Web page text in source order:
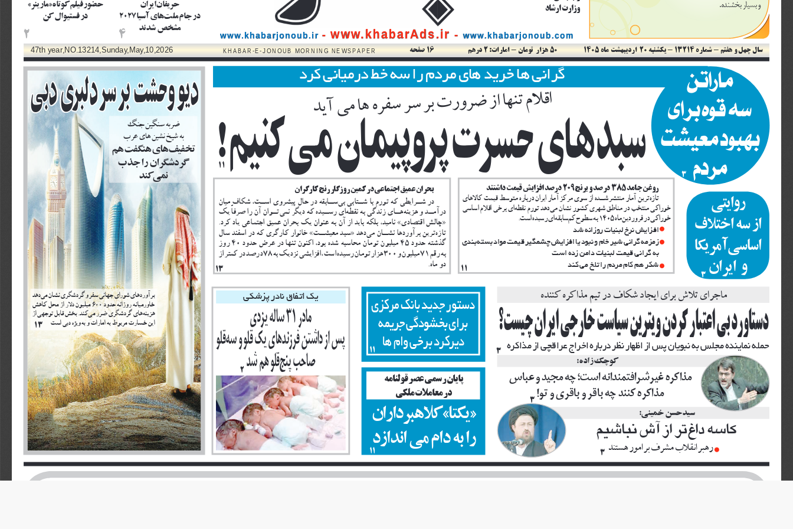
www.khabarjonoub.ir - www.khabarAds.ir
  -
www.khabarjonoub.com
ارشادوزارت
كرددرميانىخطسهرامردمهاىخريدهاگرانى
«مارينر» كوتاهفيلمحضور
كنفستيوال در
ايرانحريفان
2027 آسياهاىملتجام در
شدندمشخص
24
1405 ماه ارديبهشت
  20
يكشنبه - 13214 شماره - هفتم وچهلسال صفحه 16
KHABAR-E-JONOUB MORNING NEWSPAPER
47th y ear,NO.13214,Sunday,May,10,2026 رهمد 2 :امارات - تومان هزار 50
.بخشنده بسيارو
آيد مىهاسفرهسربرضرورتازتنهااقلام
د﹩︋د︣︊﹛ی ️︪︝ود﹢﹬
جنگسنگينضربه
عربهاىنشينشيخبه
همهنگفتهاىتخفيف
جذبراگردشگران
كندنمى
ماراتن
برایقوهسه
معیشتبهبود
مردم
! ﹜﹫﹠‾ ﹩﹞ن︀﹝﹫︎و︣︎ ت︧︣︝ ی︀﹨︡︊︨
داشتندقيمتافزايشدرصد 209 برنج ودرصد 385 جامدروغن
كالاهاى قيمتمتوسطدربارهايران آمارمركزسوى از منتشرشــدهآمار ترينتازه
اساسىاقلام برخىاىنقطهتورمدهدمىنشانكشورشهرىمناطقدر منتخبخوراكى
.استرسيدهاىسابقهكمسطوحبه 1405 ماهفرورديندرخوراكى
شد روزانه لبنياتنرخ
افزايش
بندى بسته مواد قيمت چشمگير افزايشيا نبودو خام شير گرانىزمزمه
استزده دامنلبنيات قيمت گرانىبه
كند
مىتلخرامردمكامهم شكر
كارگرانرنجروزگاركمين دراجتماعىعميقبحران
ميان شكاف اســت، پيشروى حال در ســابقهبىشــتابى با تورم كه شــرايطى در
يكصرفارا آن تــواننمى ديگر كهرســيدهاىنقطهبهزندگى هــاىهزينهودرآمــد
.كرد ياد اجتماعى عميق بحران يك عنوان به آن از بايد بلكه ناميد، «اقتصادى چالش»
سال اسفند در كه كارگرى خانوار «معيشــتسبد» دهدمى نشــان برآوردها ترينتازه
روز 40 حدود عرض در تنها اكنون بود، شده محاسبه تومان ميليون 45 حدود گذشته
ازكمتردردرصد
  7 8
بهنزديكافزايشى است،رسيدهتومانهزار 300 وميليون
  7 1
رقمبه
.ماه دو
پزشكىنادراتفاقيك
يزدىساله 31 مادر
قلوسهوقلويكفرزندهاىداشتنازپس
شدهمقلوپنجصاحب
كنندهمذاكره تيمدر شكافايجاد براى تلاشماجراى
چيست؟ايرانخارجىسياستويترينكردناعتباربىدستاورد
مذاكره از عراقچى اخراجدرباره نظر اظهار از نبويان به مجلسنماينده حمله
:زادهكوچك
:خمينى سيدحسن
عباسومجيدچهاست؛غيرشرافتمندانهمذاكره
!تو وباقرى و باقرچهكنندمذاكره
نباشيمآشازترداغكاسه
هستندامور برمشرفانقلاب رهبر
مركزىبانكجديددستور
جريمه بخشودگىبراى
هاوامبرخىديركرد
كلاهبرداران «يكتا»
اندازدمىدامبهرا
قولنامه عصررسمىپايان
ملكىمعاملات در
روايتى
اختلافسهاز
آمريكااساسى
ايران و
دهدمىنشانگردشگرىوسفرجهانىشوراىبرآوردهاى
كاهشمحلازدلارميليون 600 حدودروزانهخاورميانه
ازتوجهىقابلبخش .كندمىضررگردشگرىهاىهزينه
استدبىويژهبهواماراتبهمربوطخسارتاين
11
13
3
3
3
3
3
11
11
2
13
11